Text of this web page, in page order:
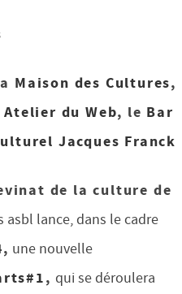
Maison des Cultures,
Atelier du Web, le Bar
Jacques Franck
de la culture de
asbl lance, dans le cadre
une nouvelle
,qui se déroulera